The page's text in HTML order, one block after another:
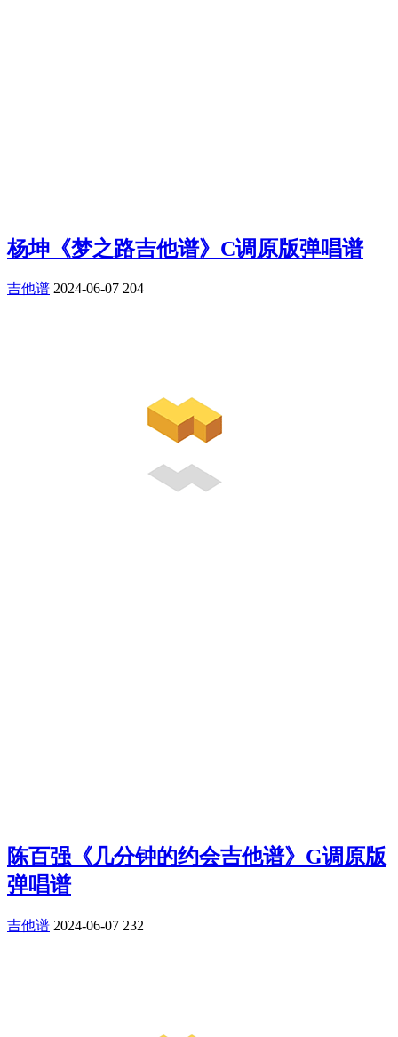
杨坤《梦之路吉他谱》C调原版弹唱谱
吉他谱 2024-06-07 204
陈百强《几分钟的约会吉他谱》G调原版
弹唱谱
吉他谱 2024-06-07 232